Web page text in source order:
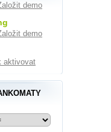
demo
demo
aktivovat